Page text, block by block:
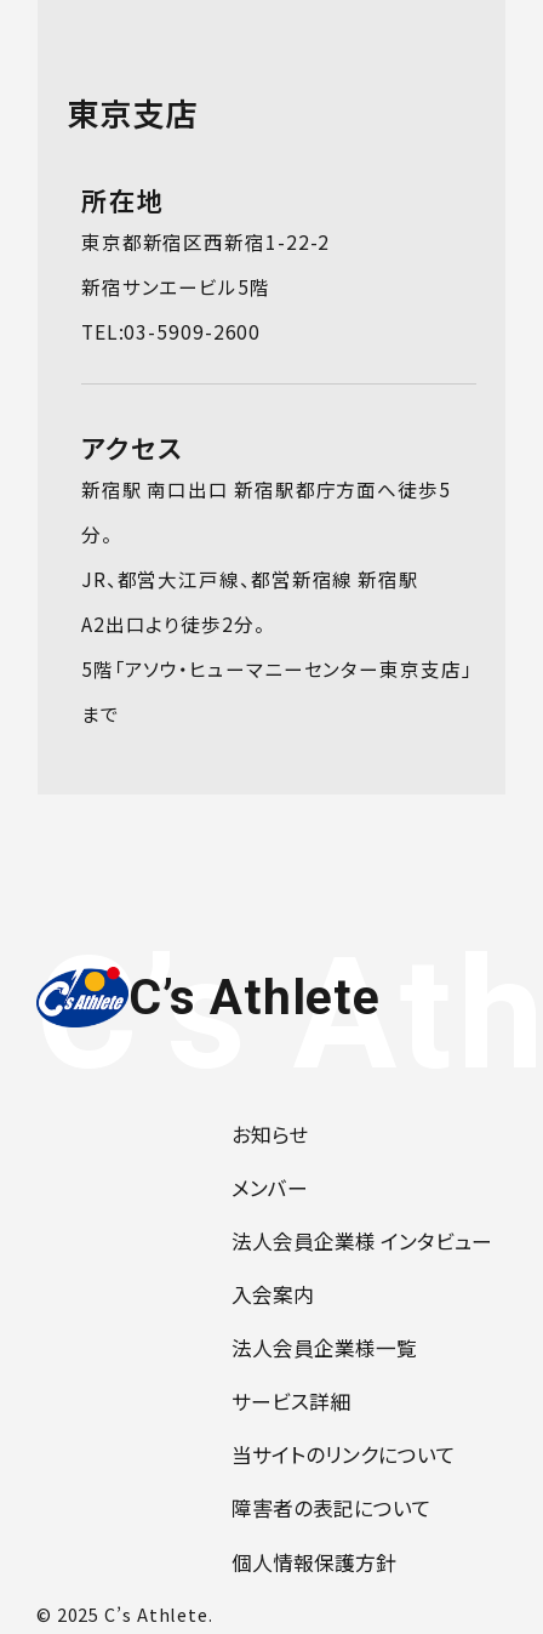
東京支店
所在地
東京都新宿区西新宿1-22-2
新宿サンエービル5階
TEL:03-5909-2600
アクセス
新宿駅 南口出口 新宿駅都庁方面へ徒歩5
分。
JR、都営大江戸線、都営新宿線 新宿駅
A2出口より徒歩2分。
5階「アソウ・ヒューマニーセンター東京支店」
まで
C’s Athlete
お知らせ
メンバー
法人会員企業様 インタビュー
入会案内
法人会員企業様一覧
サービス詳細
当サイトのリンクについて
障害者の表記について
個人情報保護方針
© 2025 C’s Athlete.